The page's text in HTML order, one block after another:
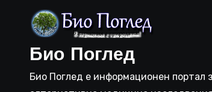
Био Поглед
Био Поглед е информационен портал